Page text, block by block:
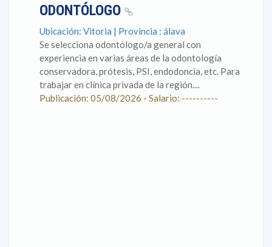
ODONTÓLOGO
Ubicación: Vitoria | Provincia : álava
Se selecciona odontólogo/a general con
experiencia en varias áreas de la odontología
conservadora, prótesis, PSI, endodoncia, etc. Para
trabajar en clínica privada de la región....
Publicación: 05/08/2026 - Salario: ----------